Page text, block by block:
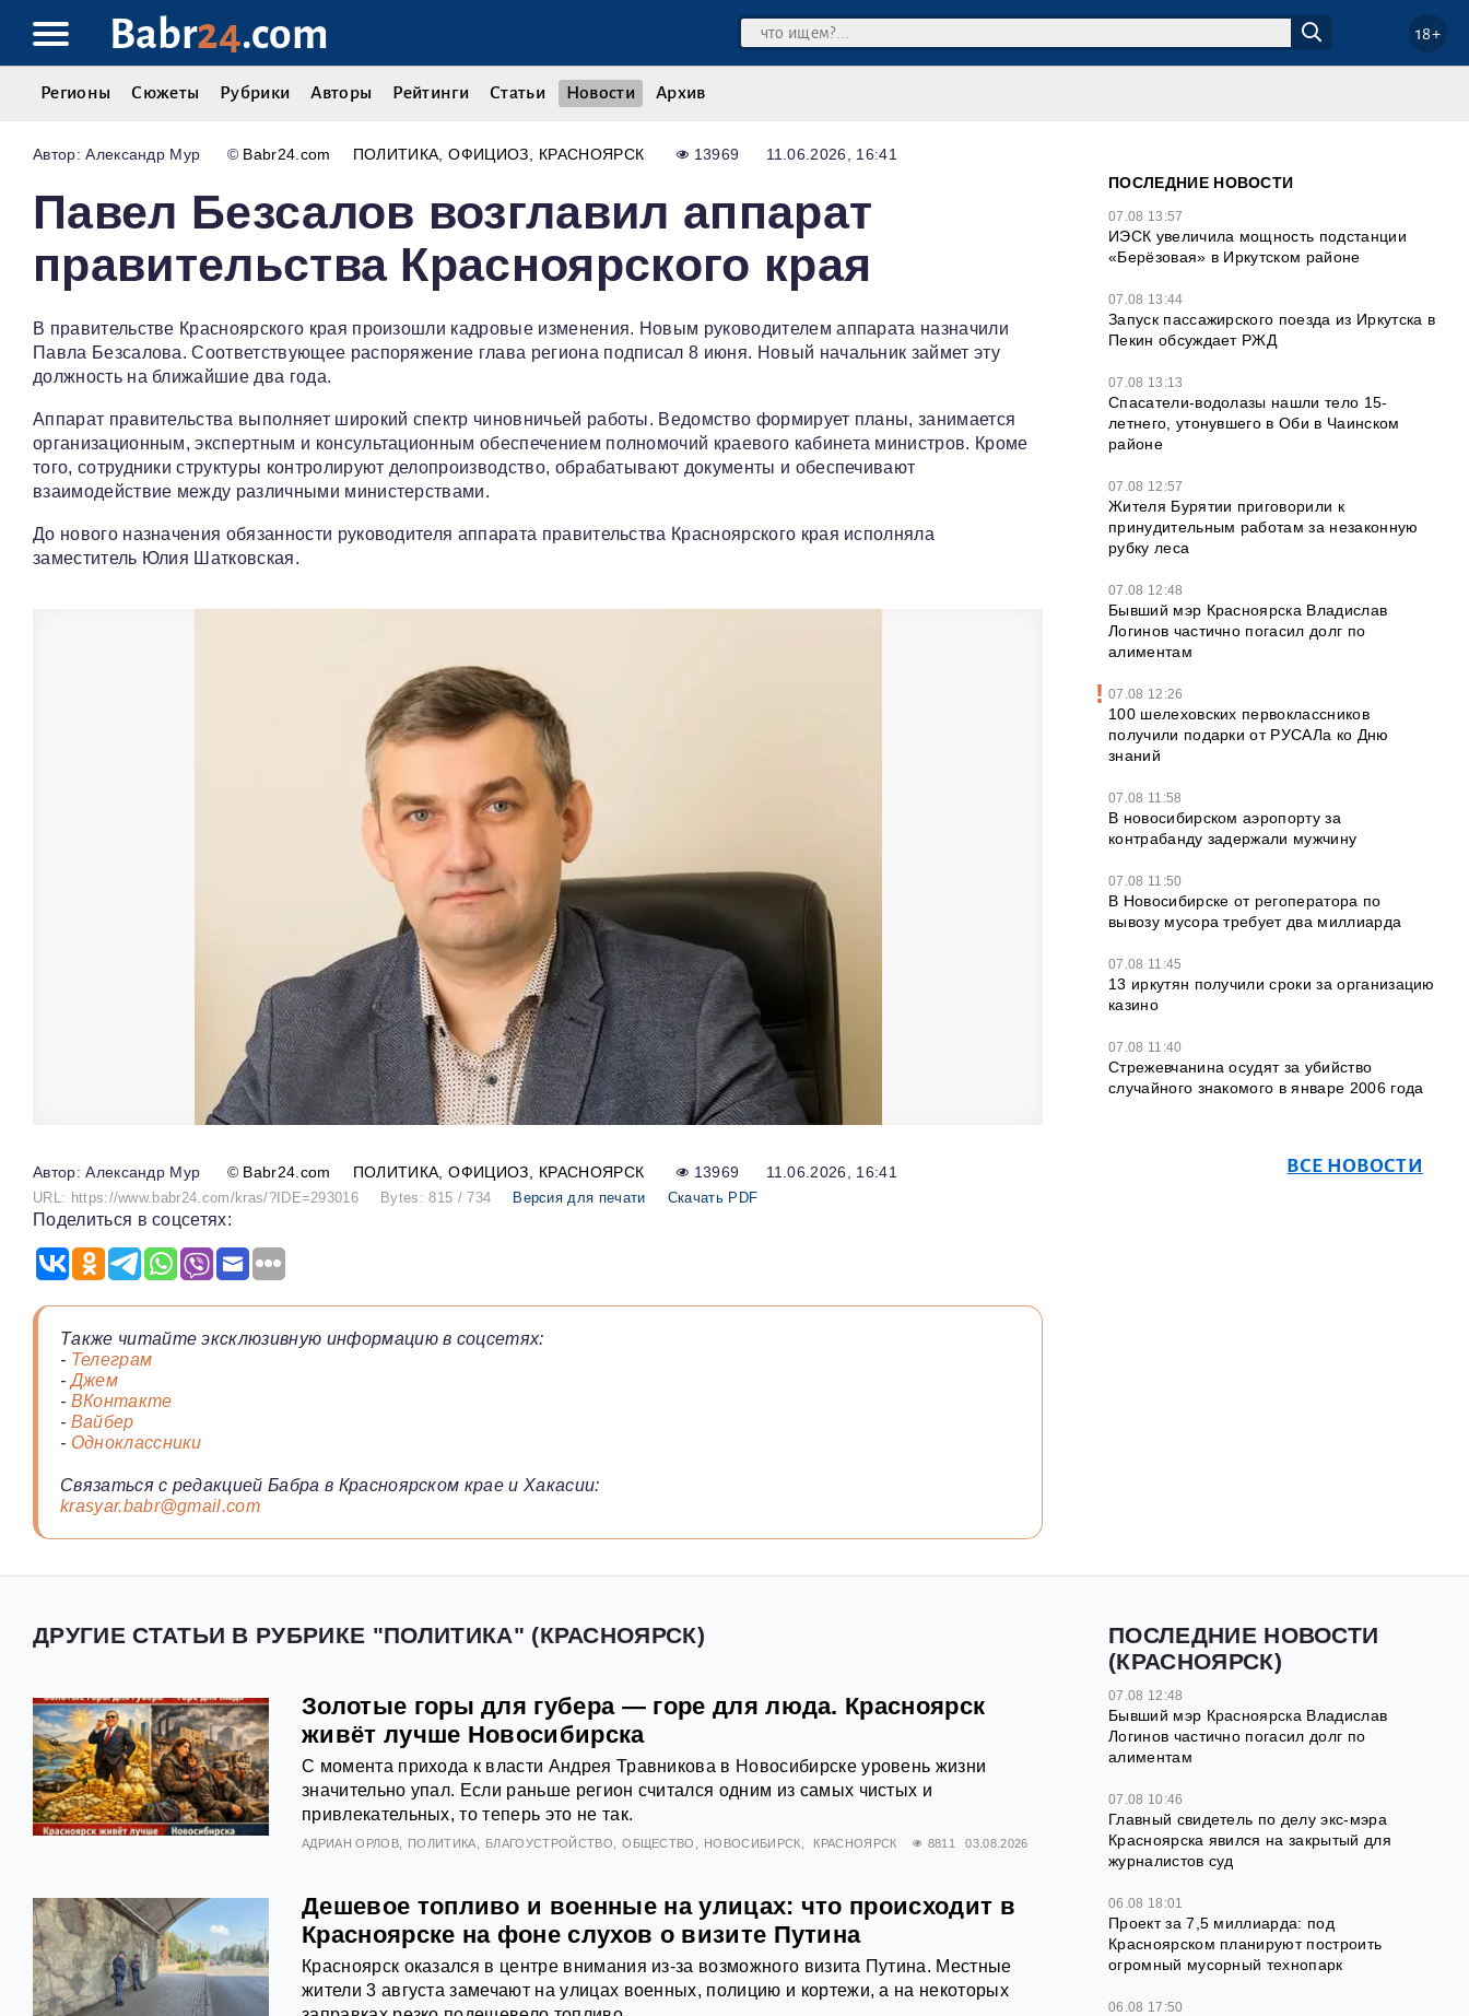
Babr24.com 18+
Регионы Сюжеты Рубрики Авторы Рейтинги Статьи Новости Архив
Александр Мур © Babr24.com ПОЛИТИКА ОФИЦИОЗ КРАСНОЯРСК 13969 11.06.2026, 16:41
Павел Безсалов возглавил аппарат
правительства Красноярского края
В правительстве Красноярского края произошли кадровые изменения. Новым руководителем аппарата назначили
Павла Безсалова. Соответствующее распоряжение глава региона подписал 8 июня. Новый начальник займет эту
должность на ближайшие два года.
Аппарат правительства выполняет широкий спектр чиновничьей работы. Ведомство формирует планы, занимается
организационным, экспертным и консультационным обеспечением полномочий краевого кабинета министров. Кроме
того, сотрудники структуры контролируют делопроизводство, обрабатывают документы и обеспечивают
взаимодействие между различными министерствами.
До нового назначения обязанности руководителя аппарата правительства Красноярского края исполняла
заместитель Юлия Шатковская.
Александр Мур © Babr24.com ПОЛИТИКА ОФИЦИОЗ КРАСНОЯРСК 13969 11.06.2026, 16:41
URL: https://www.babr24.com/kras/?IDE=293016 Bytes: 815 / 734 Версия для печати Скачать PDF
Поделиться в соцсетях:
Также читайте эксклюзивную информацию в соцсетях:
- Телеграм
-Джем
- ВКонтакте
- Вайбер
- Одноклассники
Связаться с редакцией Бабра в Красноярском крае и Хакасии:
krasyar.babr@gmail.com
ПОСЛЕДНИЕ НОВОСТИ
07.08 13:57
ИЭСК увеличила мощность подстанции
«Берёзовая» в Иркутском районе
07.08 13:44
Запуск пассажирского поезда из Иркутска в
Пекин обсуждает РЖД
07.08 13:13
Спасатели-водолазы нашли тело 15-
летнего, утонувшего в Оби в Чаинском
районе
07.08 12:57
Жителя Бурятии приговорили к
принудительным работам за незаконную
рубку леса
07.08 12:48
Бывший мэр Красноярска Владислав
Логинов частично погасил долг по
алиментам
07.08 12:26
100 шелеховских первоклассников
получили подарки от РУСАЛа ко Дню
знаний
07.08 11:58
В новосибирском аэропорту за
контрабанду задержали мужчину
07.08 11:50
В Новосибирске от регоператора по
вывозу мусора требует два миллиарда
07.08 11:45
13 иркутян получили сроки за организацию
казино
07.08 11:40
Стрежевчанина осудят за убийство
случайного знакомого в январе 2006 года
ВСЕ НОВОСТИ
ДРУГИЕ СТАТЬИ В РУБРИКЕ "ПОЛИТИКА" (КРАСНОЯРСК)
Золотые горы для губера — горе для люда. Красноярск
живёт лучше Новосибирска
С момента прихода к власти Андрея Травникова в Новосибирске уровень жизни
значительно упал. Если раньше регион считался одним из самых чистых и
привлекательных, то теперь это не так.
АДРИАН ОРЛОВ ПОЛИТИКА БЛАГОУСТРОЙСТВО ОБЩЕСТВО НОВОСИБИРСК КРАСНОЯРСК 8811 03.08.2026
Дешевое топливо и военные на улицах: что происходит в
Красноярске на фоне слухов о визите Путина
Красноярск оказался в центре внимания из-за возможного визита Путина. Местные
жители 3 августа замечают на улицах военных, полицию и кортежи, а на некоторых
ПОСЛЕДНИЕ НОВОСТИ
(КРАСНОЯРСК)
07.08 12:48
Бывший мэр Красноярска Владислав
Логинов частично погасил долг по
алиментам
07.08 10:46
Главный свидетель по делу экс-мэра
Красноярска явился на закрытый для
журналистов суд
06.08 18:01
Проект за 7,5 миллиарда: под
Красноярском планируют построить
огромный мусорный технопарк
06.08 17:50